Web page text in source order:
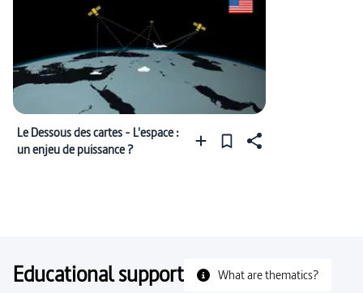
Le Dessous des cartes - L'espace :
un enjeu de puissance ?
Educational support What are thematics?